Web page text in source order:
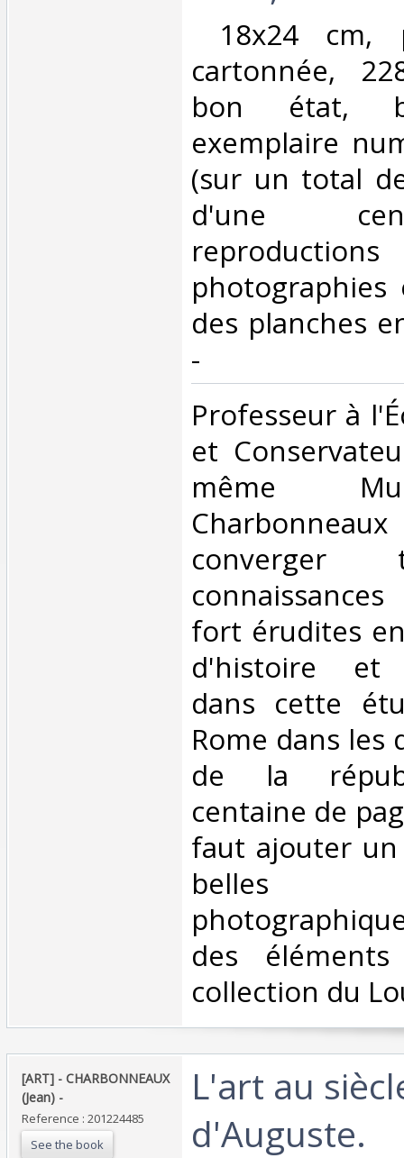
18x24 cm,
cartonnée,
bon état,
exemplaire
(sur un total
d'une
des planches
- ‎
‎Professeur à
et
même
converger
fort érudites
d'histoire et
dans cette
Rome dans les
de la
centaine de
faut ajouter
belles
des
collection du
‎[ART] - CHARBONNEAUX
(Jean) - ‎
Reference : 201224485
See the book
‎L'art au
d'Auguste. ‎